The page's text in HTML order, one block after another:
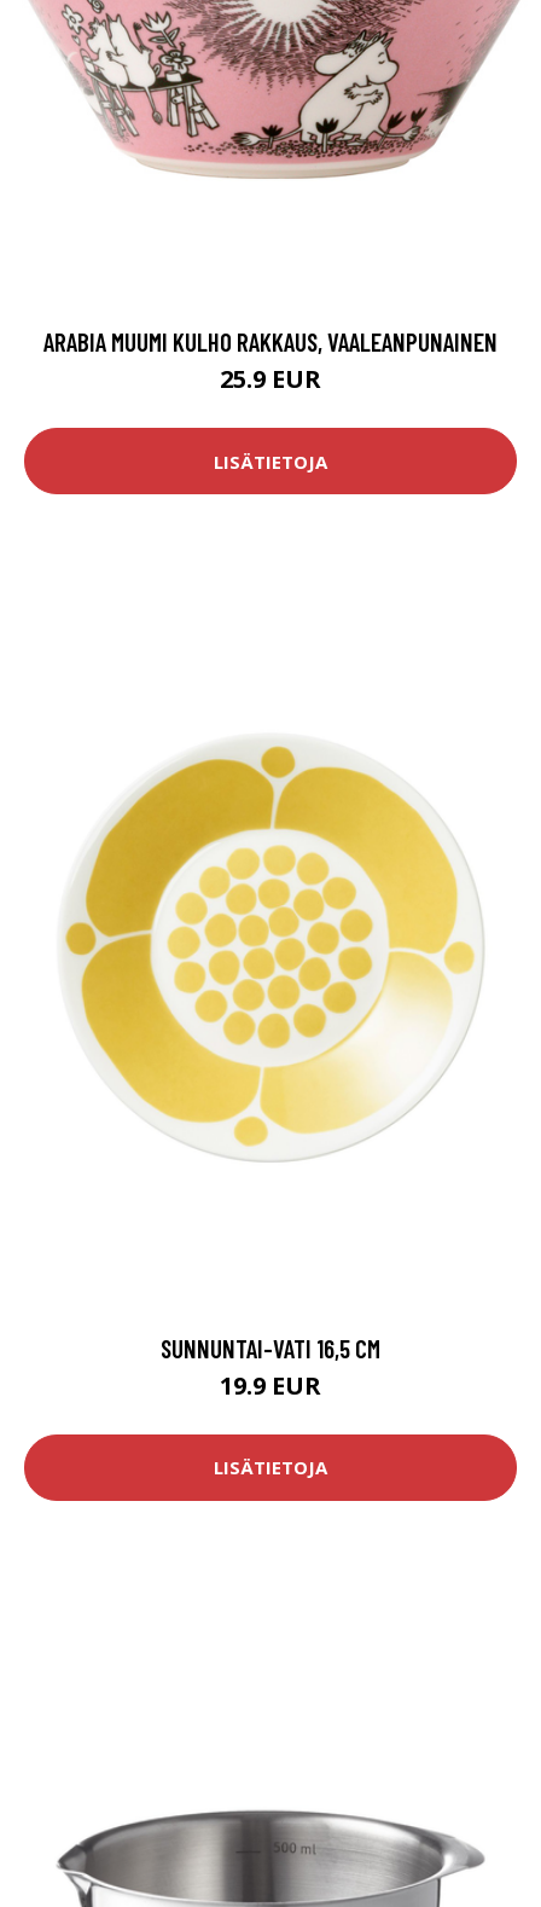
ARABIA MUUMI KULHO RAKKAUS, VAALEANPUNAINEN
25.9 EUR
LISÄTIETOJA
SUNNUNTAI-VATI 16,5 CM
19.9 EUR
LISÄTIETOJA